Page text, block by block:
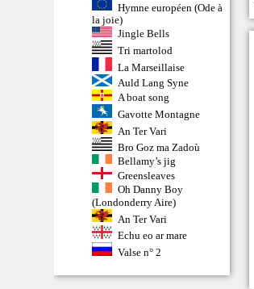
Hymne européen (Ode à
la joie)
Jingle Bells
Tri martolod
La Marseillaise
Auld Lang Syne
A boat song
Gavotte Montagne
An Ter Vari
Bro Goz ma Zadoù
Bellamy’s jig
Greensleaves
Oh Danny Boy
(Londonderry Aire)
An Ter Vari
Echu eo ar mare
Valse n° 2